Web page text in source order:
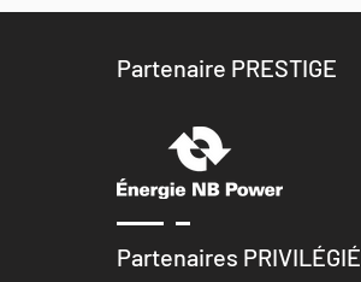
Partenaire PRESTIGE
Partenaires PRIVILÉGIÉ